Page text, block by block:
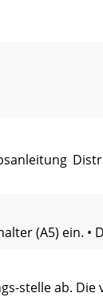
(A5) ein.
stelle ab.